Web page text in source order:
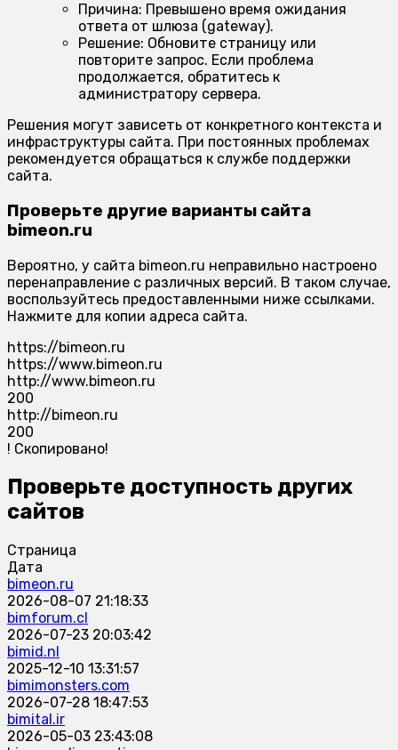
Причина: Превышено время ожидания
ответа от шлюза (gateway).
Решение: Обновите страницу или
повторите запрос. Если проблема
продолжается, обратитесь к
администратору сервера.
Решения могут зависеть от конкретного контекста и
инфраструктуры сайта. При постоянных проблемах
рекомендуется обращаться к службе поддержки
сайта.
Проверьте другие варианты сайта
bimeon.ru
Вероятно, у сайта bimeon.ru неправильно настроено
перенаправление с различных версий. В таком случае,
воспользуйтесь предоставленными ниже ссылками.
Нажмите для копии адреса сайта.
https://bimeon.ru
https://www.bimeon.ru
http://www.bimeon.ru
200
http://bimeon.ru
200
! Скопировано!
Проверьте доступность других
сайтов
Страница
Дата
bimeon.ru
2026-08-07 21:18:33
bimforum.cl
2026-07-23 20:03:42
bimid.nl
2025-12-10 13:31:57
bimimonsters.com
2026-07-28 18:47:53
bimital.ir
2026-05-03 23:43:08